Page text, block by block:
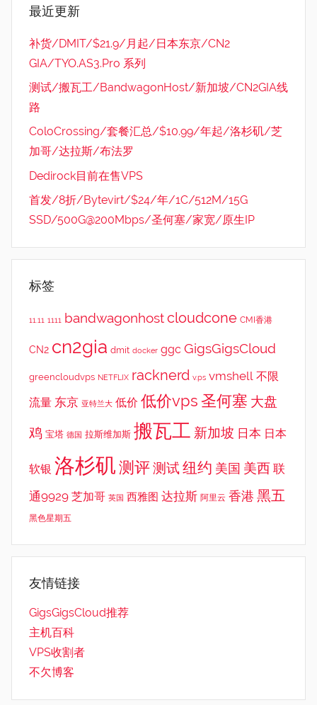
最近更新
补货/DMIT/$21.9/月起/日本东京/CN2
GIA/TYO.AS3.Pro 系列
测试/搬瓦工/BandwagonHost/新加坡/CN2GIA线
路
ColoCrossing/套餐汇总/$10.99/年起/洛杉矶/芝
加哥/达拉斯/布法罗
Dedirock目前在售VPS
首发/8折/Bytevirt/$24/年/1C/512M/15G
SSD/500G@200Mbps/圣何塞/家宽/原生IP
标签
11.11 1111 bandwagonhostcloudcone CMI香港
CN2 cn2gia dmit docker ggc GigsGigsCloud
greencloudvps NETFLIX racknerd v.ps vmshell 不限
流量 东京 亚特兰大 低价 低价vps 圣何塞 大盘
鸡 宝塔 德国 拉斯维加斯 搬瓦工 新加坡 日本 日本
软银 洛杉矶 测评测试纽约 美国 美西 联
通9929 芝加哥 英国 西雅图 达拉斯 阿里云 香港 黑五
黑色星期五
友情链接
GigsGigsCloud推荐
主机百科
VPS收割者
不欠博客